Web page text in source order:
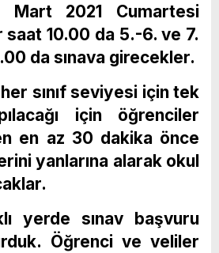
Mart 2021 Cumartesi
saat 10.00 da 5.-6. ve 7.
da sınava girecekler.
her sınıf seviyesi için tek
için öğrenciler
en az 30 dakika önce
yanlarına alarak okul
sınav başvuru
Öğrenci ve veliler